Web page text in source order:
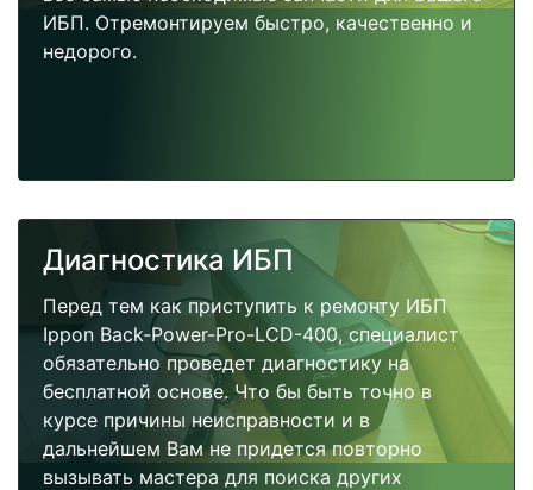
ИБП. Отремонтируем быстро, качественно и
недорого.
Диагностика ИБП
Перед тем как приступить к ремонту ИБП
Ippon Back-Power-Pro-LCD-400, специалист
обязательно проведет диагностику на
бесплатной основе. Что бы быть точно в
курсе причины неисправности и в
дальнейшем Вам не придется повторно
вызывать мастера для поиска других